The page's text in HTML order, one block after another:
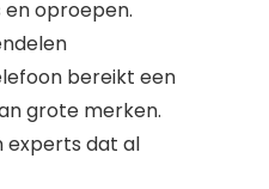
oproepen.
bereikt een
grote merken.
experts dat al